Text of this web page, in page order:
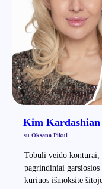
Kim Kardashian
su Oksana Pikul
Tobuli veido kontūrai,
pagrindiniai garsiosios
kuriuos išmoksite